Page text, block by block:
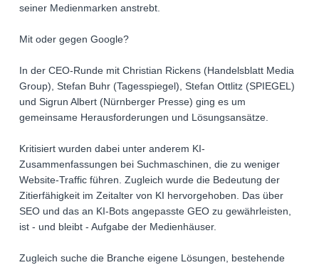
seiner Medienmarken anstrebt.
Mit oder gegen Google?
In der CEO-Runde mit Christian Rickens (Handelsblatt Media
Group), Stefan Buhr (Tagesspiegel), Stefan Ottlitz (SPIEGEL)
und Sigrun Albert (Nürnberger Presse) ging es um
gemeinsame Herausforderungen und Lösungsansätze.
Kritisiert wurden dabei unter anderem KI-
Zusammenfassungen bei Suchmaschinen, die zu weniger
Website-Traffic führen. Zugleich wurde die Bedeutung der
Zitierfähigkeit im Zeitalter von KI hervorgehoben. Das über
SEO und das an KI-Bots angepasste GEO zu gewährleisten,
ist - und bleibt - Aufgabe der Medienhäuser.
Zugleich suche die Branche eigene Lösungen, bestehende